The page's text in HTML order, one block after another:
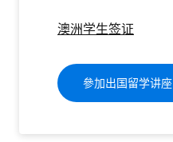
澳洲学生签证
參加出国留学讲座